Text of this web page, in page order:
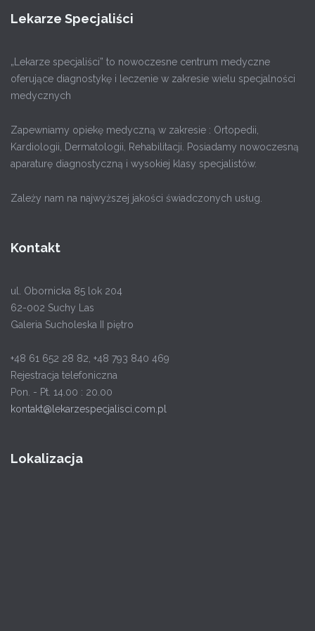
Lekarze Specjaliści
„Lekarze specjaliści” to nowoczesne centrum medyczne
oferujące diagnostykę i leczenie w zakresie wielu specjalności
medycznych
Zapewniamy opiekę medyczną w zakresie : Ortopedii,
Kardiologii, Dermatologii, Rehabilitacji. Posiadamy nowoczesną
aparaturę diagnostyczną i wysokiej klasy specjalistów.
Zależy nam na najwyższej jakości świadczonych usług.
Kontakt
ul. Obornicka 85 lok 204
62-002 Suchy Las
Galeria Sucholeska II piętro
+48 61 652 28 82, +48 793 840 469
Rejestracja telefoniczna
Pon. - Pt. 14.00 : 20.00
kontakt@lekarzespecjalisci.com.pl
Lokalizacja